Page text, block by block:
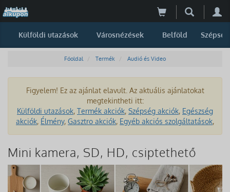
Külföldi utazások Városnézések Belföld Szépség
Főoldal Termék Audió és Video
Figyelem! Ez az ajánlat elavult. Az aktuális ajánlatokat
megtekintheti itt:
Külföldi utazások, Termék akciók, Szépség akciók, Egészség
akciók, Élmény, Gasztro akciók, Egyéb akciós szolgáltatások,
Mini kamera, SD, HD, csiptethető